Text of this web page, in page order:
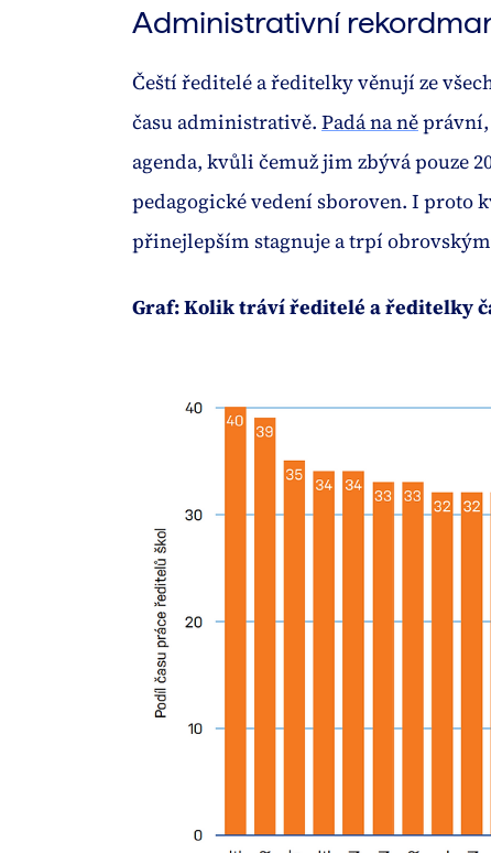
Administrativní
Čeští ředitelé a ředitelky věnují ze
času administrativě. Padá na ně
agenda, kvůli čemuž jim zbývá pouze
pedagogické vedení sboroven. I proto
přinejlepším stagnuje a trpí
Graf: Kolik tráví ředitelé a ředitelky